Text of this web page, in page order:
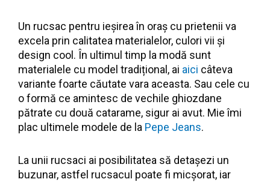
Un rucsac pentru ieșirea în oraș cu prietenii va
excela prin calitatea materialelor, culori vii și
design cool. În ultimul timp la modă sunt
materialele cu model tradițional, ai aici câteva
variante foarte căutate vara aceasta. Sau cele cu
o formă ce amintesc de vechile ghiozdane
pătrate cu două catarame, sigur ai avut. Mie îmi
plac ultimele modele de la Pepe Jeans.
La unii rucsaci ai posibilitatea să detaşezi un
buzunar, astfel rucsacul poate fi micşorat, iar